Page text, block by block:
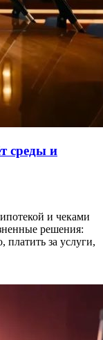
среды и
и чеками
решения:
платить за услуги,